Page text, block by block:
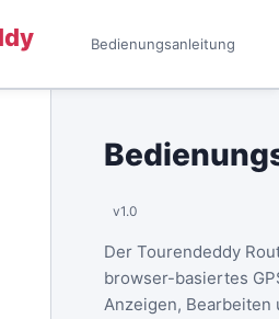
Bedienungsanleitung
v1.0
Der Tourendeddy
browser-basiertes
Anzeigen, Bearbeiten